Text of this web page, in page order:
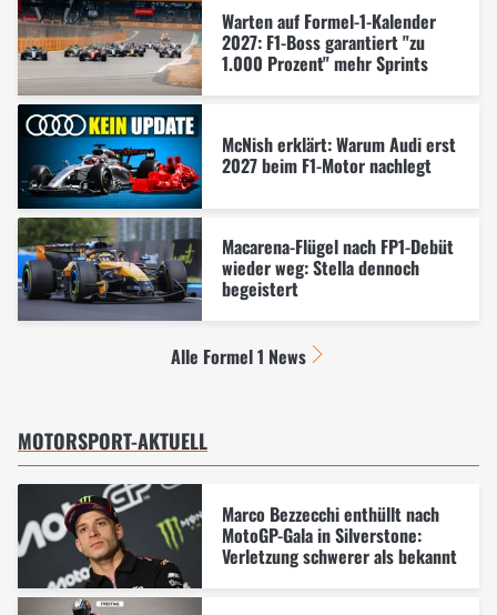
Warten auf Formel-1-Kalender
2027: F1-Boss garantiert "zu
1.000 Prozent" mehr Sprints
McNish erklärt: Warum Audi erst
2027 beim F1-Motor nachlegt
Macarena-Flügel nach FP1-Debüt
wieder weg: Stella dennoch
begeistert
Alle Formel 1 News
MOTORSPORT-AKTUELL
Marco Bezzecchi enthüllt nach
MotoGP-Gala in Silverstone:
Verletzung schwerer als bekannt